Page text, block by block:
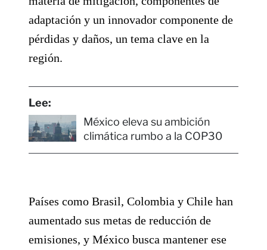
adaptación y un innovador componente de
pérdidas y daños, un tema clave en la
región.
Lee:
México eleva su ambición
climática rumbo a la COP30
Países como Brasil, Colombia y Chile han
aumentado sus metas de reducción de
emisiones, y México busca mantener ese